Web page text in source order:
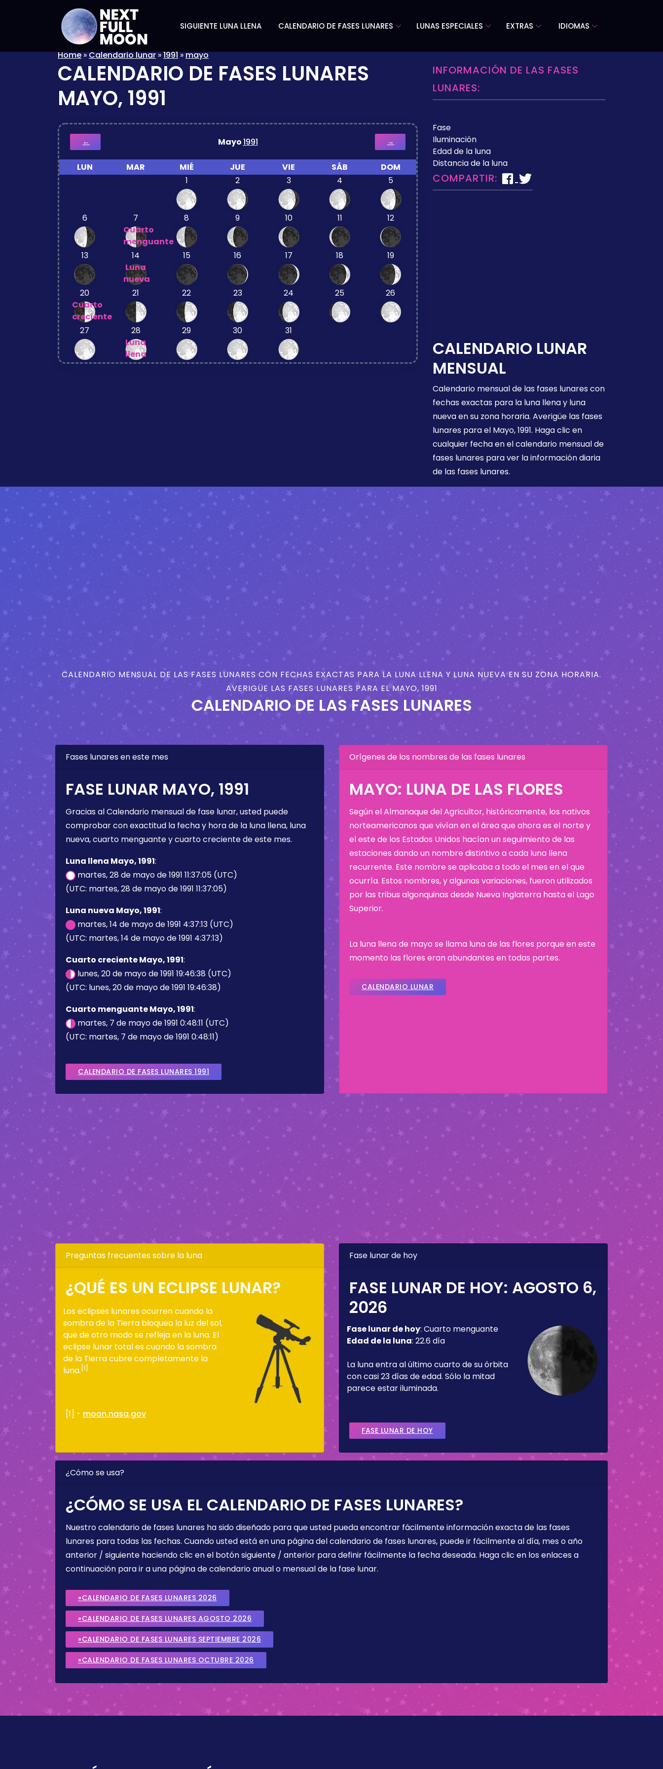
SIGUIENTE LUNA LLENA CALENDARIO DE FASES LUNARES LUNAS ESPECIALES EXTRAS IDIOMAS
Home»Calendario lunar»1991»mayo
CALENDARIO DE FASES LUNARES
MAYO, 1991
← Mayo1991 →
LUN MAR MIÉ JUE VIE SÁB
DOM
1
2 3 4 5
6
7
Cuarto
menguante
8 9 10 11 12
13
14
Luna
nueva
15 16 17 18 19
20
Cuarto
creciente
21 22 23 24 25 26
27
28
Luna
llena
29 30 31
INFORMACIÓN DE LAS FASES
LUNARES:
Fase
Iluminación
Edad de la luna
Distancia de la luna
COMPARTIR:
CALENDARIO LUNAR
MENSUAL
Calendario mensual de las fases lunares con
fechas exactas para la luna llena y luna
nueva en su zona horaria. Averigüe las fases
lunares para el Mayo, 1991. Haga clic en
cualquier fecha en el calendario mensual de
fases lunares para ver la información diaria
de las fases lunares.
CALENDARIO MENSUAL DE LAS FASES LUNARES CON FECHAS EXACTAS PARA LA LUNA LLENA Y LUNA NUEVA EN SU ZONA HORARIA.
AVERIGÜE LAS FASES LUNARES PARA EL MAYO, 1991
CALENDARIO DE LAS FASES LUNARES
Fases lunares en este mes
FASE LUNAR MAYO, 1991
Gracias al Calendario mensual de fase lunar, usted puede
comprobar con exactitud la fecha y hora de la luna llena, luna
nueva, cuarto menguante y cuarto creciente de este mes.
Luna llena Mayo, 1991:
martes, 28 de mayo de 1991 11:37:05 (UTC)
(UTC: martes, 28 de mayo de 1991 11:37:05)
Luna nueva Mayo, 1991:
martes, 14 de mayo de 1991 4:37:13 (UTC)
(UTC: martes, 14 de mayo de 1991 4:37:13)
Cuarto creciente Mayo, 1991:
lunes, 20 de mayo de 1991 19:46:38 (UTC)
(UTC: lunes, 20 de mayo de 1991 19:46:38)
Cuarto menguante Mayo, 1991:
martes, 7 de mayo de 1991 0:48:11 (UTC)
(UTC: martes, 7 de mayo de 1991 0:48:11)
CALENDARIO DE FASES LUNARES 1991
Orígenes de los nombres de las fases lunares
MAYO: LUNA DE LAS FLORES
Según el Almanaque del Agricultor, históricamente, los nativos
norteamericanos que vivían en el área que ahora es el norte y
el este de los Estados Unidos hacían un seguimiento de las
estaciones dando un nombre distintivo a cada luna llena
recurrente. Este nombre se aplicaba a todo el mes en el que
ocurría. Estos nombres, y algunas variaciones, fueron utilizados
por las tribus algonquinas desde Nueva Inglaterra hasta el Lago
Superior.
La luna llena de mayo se llama luna de las flores porque en este
momento las flores eran abundantes en todas partes.
CALENDARIO LUNAR
Preguntas frecuentes sobre la luna
¿QUÉ ES UN ECLIPSE LUNAR?
Los eclipses lunares ocurren cuando la
sombra de la Tierra bloquea la luz del sol,
que de otro modo se refleja en la luna. El
eclipse lunar total es cuando la sombra
de la Tierra cubre completamente la
luna. [1]
[1] - moon.nasa.gov
Fase lunar de hoy
FASE LUNAR DE HOY: AGOSTO 6,
2026
Fase lunar de hoy: Cuarto menguante
Edad de la luna: 22.6 día
La luna entra al último cuarto de su órbita
con casi 23 días de edad. Sólo la mitad
parece estar iluminada.
FASE LUNAR DE HOY
¿Cómo se usa?
¿CÓMO SE USA EL CALENDARIO DE FASES LUNARES?
Nuestro calendario de fases lunares ha sido diseñado para que usted pueda encontrar fácilmente información exacta de las fases
lunares para todas las fechas. Cuando usted está en una página del calendario de fases lunares, puede ir fácilmente al día, mes o año
anterior / siguiente haciendo clic en el botón siguiente / anterior para definir fácilmente la fecha deseada. Haga clic en los enlaces a
continuación para ir a una página de calendario anual o mensual de la fase lunar.
»CALENDARIO DE FASES LUNARES 2026
»CALENDARIO DE FASES LUNARES AGOSTO 2026
»CALENDARIO DE FASES LUNARES SEPTIEMBRE 2026
»CALENDARIO DE FASES LUNARES OCTUBRE 2026